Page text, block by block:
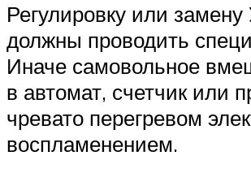
Регулировку или
должны проводить
Иначе самовольное
в автомат, счетчик или
чревато перегревом
воспламенением.